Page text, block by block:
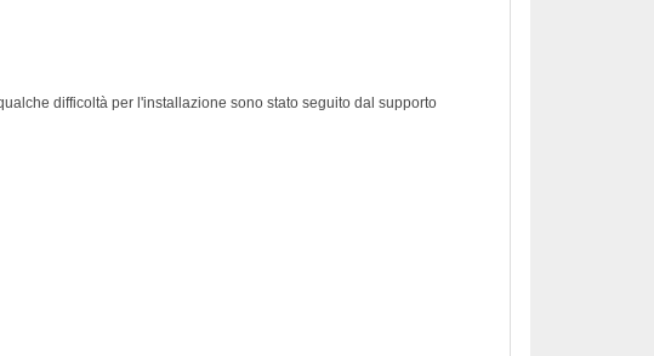
difficoltà per l'installazione sono stato seguito dal supporto